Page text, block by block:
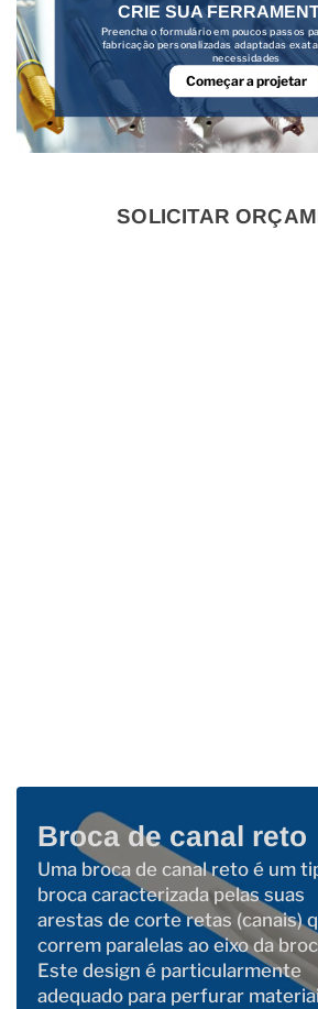
CRIE SUA
Preencha o formulário em poucos passos
fabricação personalizadas adaptadas
necessidades
Começar a projetar
SOLICITAR
Broca de canal reto
Uma broca de canal reto é um
broca caracterizada pelas suas
arestas de corte retas (canais)
correm paralelas ao eixo da
Este design é particularmente
adequado para perfurar